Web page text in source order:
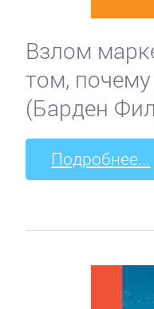
Взлом
том,
(Барден
Подробнее...